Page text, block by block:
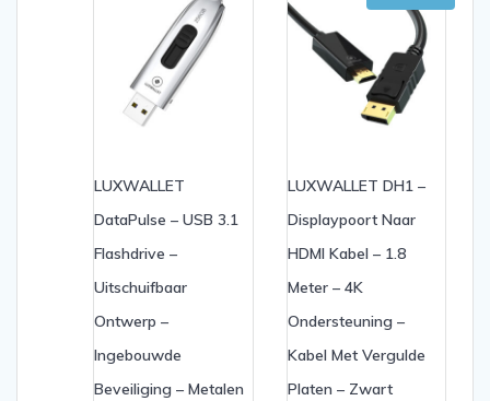
LUXWALLET
DataPulse – USB 3.1
Flashdrive –
Uitschuifbaar
Ontwerp –
Ingebouwde
Beveiliging – Metalen
LUXWALLET DH1 –
Displaypoort Naar
HDMI Kabel – 1.8
Meter – 4K
Ondersteuning –
Kabel Met Vergulde
Platen – Zwart